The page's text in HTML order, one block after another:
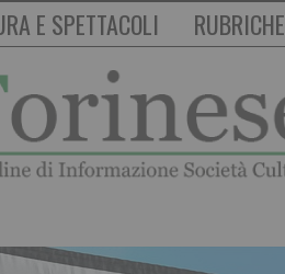
E SPETTACOLI RUBRICHE